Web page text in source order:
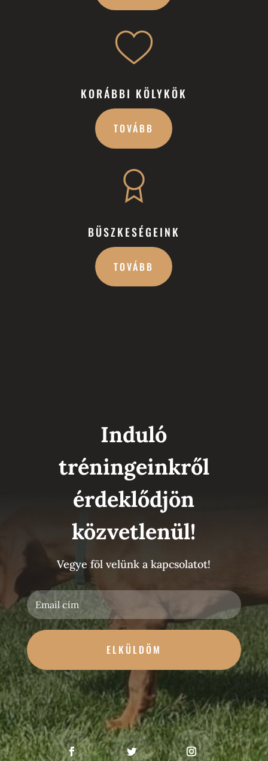
KORÁBBI KÖLYKÖK
TOVÁBB
BÜSZKESÉGEINK
TOVÁBB
Induló
tréningeinkről
érdeklődjön
közvetlenül!
Vegye föl velünk a kapcsolatot!
ELKÜLDÖM